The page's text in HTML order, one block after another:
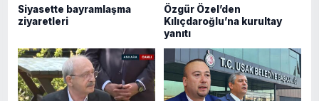
Siyasette bayramlaşma
ziyaretleri
Özgür Özel’den
Kılıçdaroğlu’na kurultay
yanıtı